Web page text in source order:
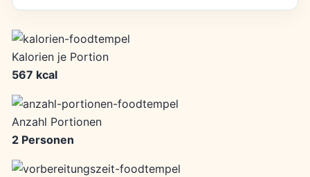
Kalorien je Portion
567 kcal
Anzahl Portionen
2 Personen